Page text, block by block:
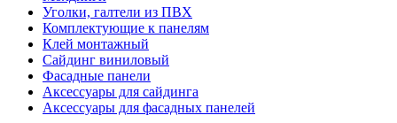
Уголки, галтели из ПВХ
Комплектующие к панелям
Клей монтажный
Сайдинг виниловый
Фасадные панели
Аксессуары для сайдинга
Аксессуары для фасадных панелей